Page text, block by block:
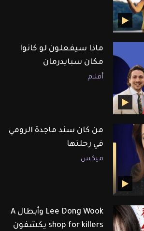
ماذا سيفعلون لو كانوا
مكان سبايدرمان
أفلام
من كان سند ماجدة الرومي
في رحلتها
ميكس
Lee Dong Wook وأبطال A
shop for killers يكشفون